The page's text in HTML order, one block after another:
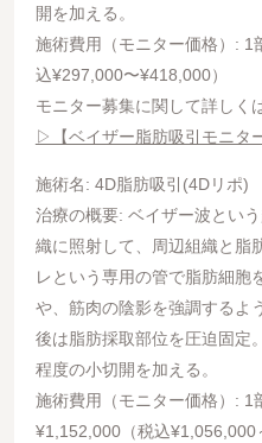
開を加える。
施術費用（モニター価格）:
込¥297,000〜¥418,000）
モニター募集に関して詳しく
▷【ベイザー脂肪吸引モニタ
施術名: 4D脂肪吸引(4Dリポ)
治療の概要: ベイザー波とい
織に照射して、周辺組織と脂
レという専用の管で脂肪細胞
や、筋肉の陰影を強調するよ
後は脂肪採取部位を圧迫固定
程度の小切開を加える。
施術費用（モニター価格）: 1
¥1,152,000（税込¥1,056,000